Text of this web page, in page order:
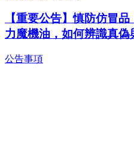
【重要公告】慎防仿冒
力魔機油，如何辨識真偽
公告事項